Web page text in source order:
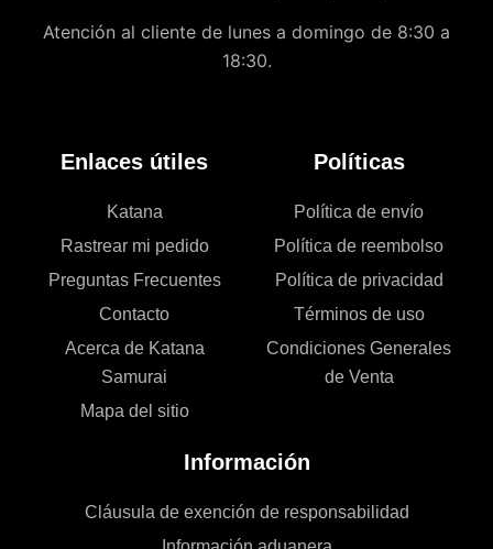
Atención al cliente de lunes a domingo de 8:30 a
18:30.
Enlaces útiles
Katana
Rastrear mi pedido
Preguntas Frecuentes
Contacto
Acerca de Katana
Samurai
Mapa del sitio
Políticas
Política de envío
Política de reembolso
Política de privacidad
Términos de uso
Condiciones Generales
de Venta
Información
Cláusula de exención de responsabilidad